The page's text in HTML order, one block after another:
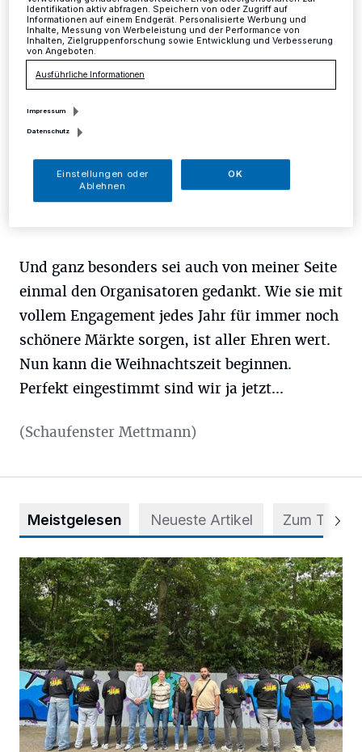
wieder viel zu schnell gegangen: Zwei Wochen
Blotschenmarkt sorgten für viel Freude unter den
Mettmannern und ihren Besuchern.
16.12.2015 , 12:26 Uhr
Und ganz besonders sei auch von meiner Seite
einmal den Organisatoren gedankt. Wie sie mit
vollem Engagement jedes Jahr für immer noch
schönere Märkte sorgen, ist aller Ehren wert.
Nun kann die Weihnachtszeit beginnen.
Perfekt eingestimmt sind wir ja jetzt...
(Schaufenster Mettmann)
Meistgelesen Neueste Artikel Zum Thema
Aus Grau wird Haltung
Identifikation aktiv abfragen. Speichern von oder Zugriff auf
Informationen auf einem Endgerät. Personalisierte Werbung und
Inhalte, Messung von Werbeleistung und der Performance von
Inhalten, Zielgruppenforschung sowie Entwicklung und Verbesserung
von Angeboten.
Ausführliche Informationen
Impressum
Datenschutz
Einstellungen oder
Ablehnen
OK